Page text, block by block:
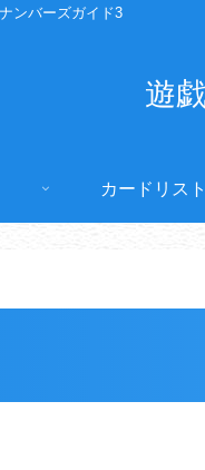
ナンバーズガイド3
遊
カードリスト